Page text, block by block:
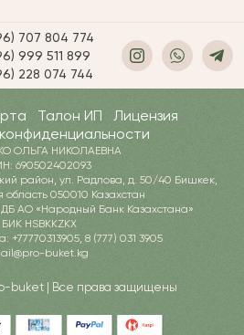
707 804 774
999 511 899
228 074 744
Талон ИП
Лицензия
ОЛЬГА НИКОЛАЕВНА
690502402093
район, ул. Радлова, д. 50/40 Бишкек,
область 050010 Казахстан
ДБ АО «Народный Банк Казахстана»
БИК HSBKKZKX
8 (777) 031 3905
buket.kg
buket | Все права защищены